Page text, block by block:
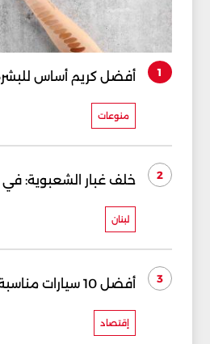
1 أفضل كريم أساس
منوعات
2 خلف غبار الشعبوية:
لبنان
3 أفضل 10 سيارات مناسبة للشباب
إقتصاد